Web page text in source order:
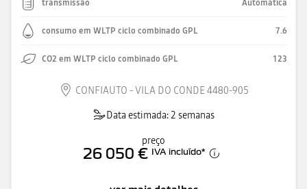
transmissão Automática
consumo em WLTP ciclo combinado GPL 7.6
CO2 em WLTP ciclo combinado GPL 123
CONFIAUTO - VILA DO CONDE 4480-905
Data estimada: 2 semanas
preço
26 050 € IVA incluído*